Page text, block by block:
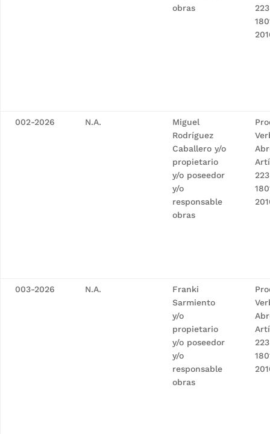
obras
002-2026 N.A.
Miguel
Rodríguez
Caballero y/o
propietario
y/o poseedor
y/o
responsable
obras
003-2026 N.A.
Franki
Sarmiento
y/o
propietario
y/o poseedor
y/o
responsable
obras